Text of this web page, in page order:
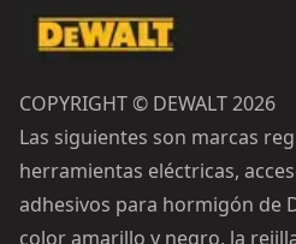
COPYRIGHT © DEWALT 2026
Las siguientes son marcas
herramientas eléctricas,
adhesivos para hormigón de
color amarillo y negro, la